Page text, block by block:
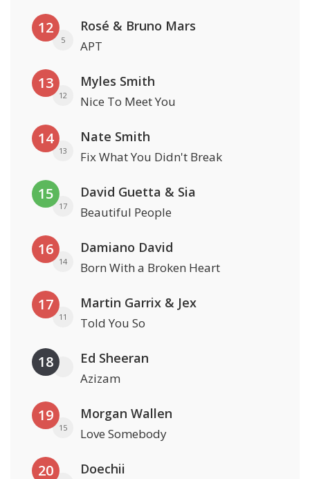
12
5
Rosé & Bruno Mars
APT
13
12
Myles Smith
Nice To Meet You
14
13
Nate Smith
Fix What You Didn't Break
15
17
David Guetta & Sia
Beautiful People
16
14
Damiano David
Born With a Broken Heart
17
11
Martin Garrix & Jex
Told You So
18 Ed Sheeran
Azizam
19
15
Morgan Wallen
Love Somebody
20 Doechii